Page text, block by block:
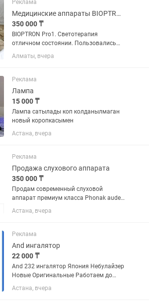
подходящий как для детей, так и для...
Реклама
Медицинские аппараты BIOPTRON Pro1
350 000 ₸
BIOPTRON Pro1. Светотерапия
отличном состоянии. Пользовались
только семья.
Алматы, вчера
Реклама
Лампа
15 000 ₸
Лампа сатылады коп колданылмаган
новый коропкасымен
Астана, вчера
Реклама
Продажа слухового аппарата
350 000 ₸
Продам современный слуховой
аппарат премиум класса Phonak audeo
P70-R на правую сторону. Куплен в
апреле прошлого года за 980 000 тенге
устройством. Чеки все сохранились....
Астана, вчера
Реклама
And ингалятор
22 000 ₸
And 232 ингалятор Япония Небулайзер
Новые Оригинальные Работаем до
23:30 Звоните пишите
Астана, вчера